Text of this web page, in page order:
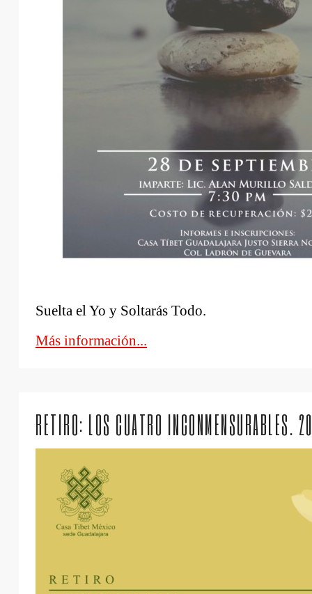
Suelta el Yo y Soltarás Todo.
Más información...
RETIRO: LOS CUATRO INCONMENSURABLES.